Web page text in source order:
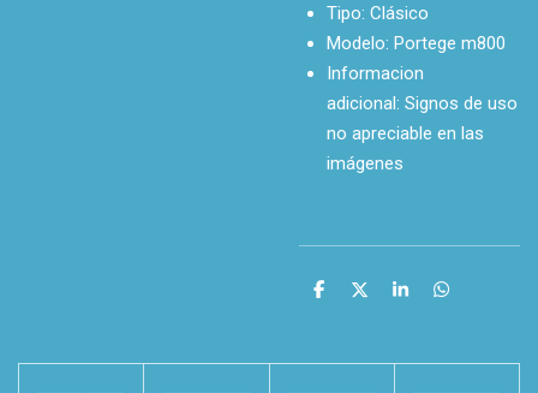
Tipo: Clásico
Modelo: Portege m800
Informacion
adicional: Signos de uso
no apreciable en las
imágenes
C
a
C
a
C
a
C
a